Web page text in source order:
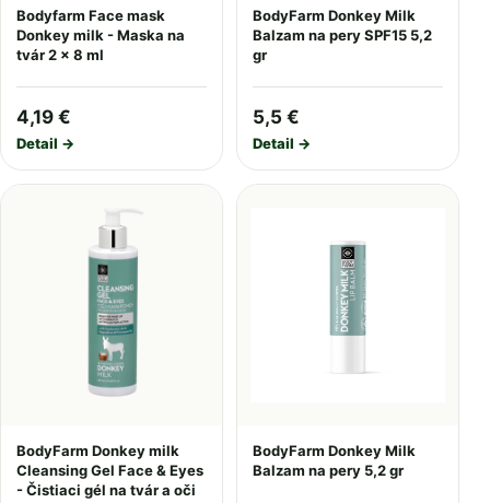
Bodyfarm Face mask
Donkey milk - Maska na
tvár 2 x 8 ml
4,19 €
Detail →
BodyFarm Donkey Milk
Balzam na pery SPF15 5,2
gr
5,5 €
Detail →
BodyFarm Donkey milk
Cleansing Gel Face & Eyes
- Čistiaci gél na tvár a oči
BodyFarm Donkey Milk
Balzam na pery 5,2 gr